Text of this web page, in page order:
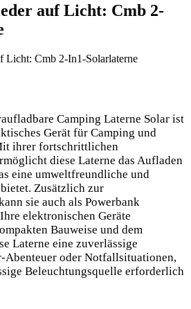
auf Licht: Cmb 2-
Camping Laterne Solar ist
Gerät für Camping und
ihrer fortschrittlichen
diese Laterne das Aufladen
eine umweltfreundliche und
Zusätzlich zur
sie auch als Powerbank
elektronischen Geräte
Bauweise und dem
Laterne eine zuverlässige
oder Notfallsituationen,
Beleuchtungsquelle erforderlich